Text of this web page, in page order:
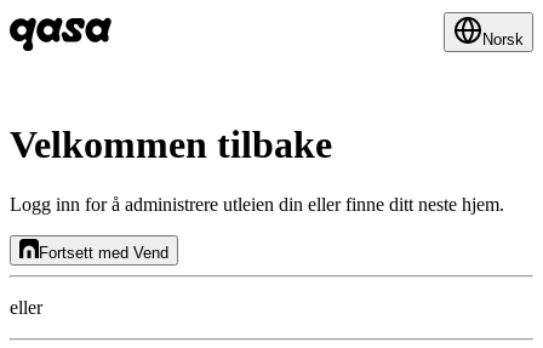
Norsk
Velkommen tilbake
Logg inn for å administrere utleien din eller finne ditt neste hjem.
Fortsett med Vend
eller